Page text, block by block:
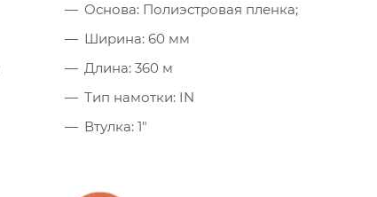
Основа: Полиэстровая пленка;
Ширина: 60 мм
Длина: 360 м
Тип намотки: IN
Втулка: 1"